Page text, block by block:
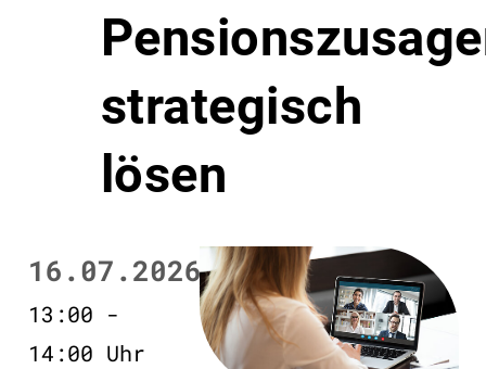
strategisch
lösen
16.07.2026
13:00 -
14:00 Uhr